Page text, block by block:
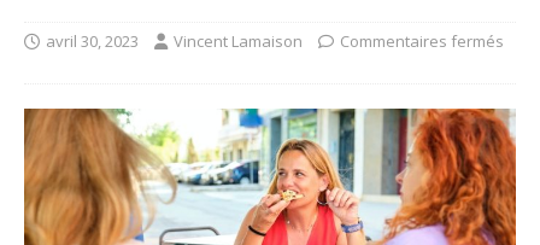
avril 30, 2023 Vincent Lamaison Commentaires fermés